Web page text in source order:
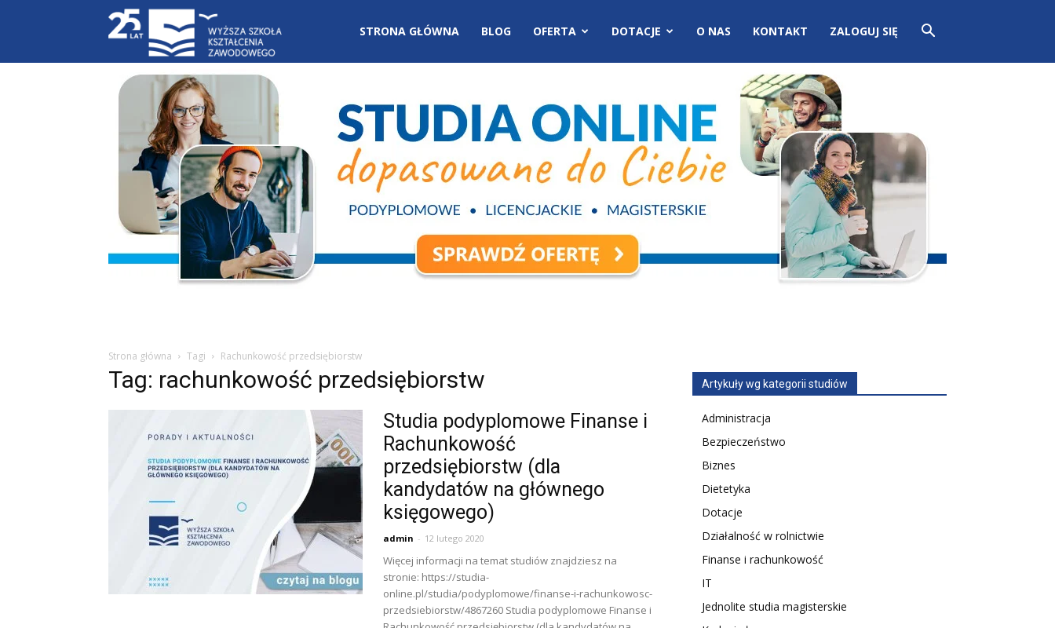
Blog
WSKZ
|
studia-
STRONA GŁÓWNA BLOG OFERTA DOTACJE O NAS KONTAKT ZALOGUJ SIĘ
Strona główna Tagi Rachunkowość przedsiębiorstw
Tag: rachunkowość przedsiębiorstw
Studia podyplomowe Finanse i
Rachunkowość
przedsiębiorstw (dla
kandydatów na głównego
księgowego)
admin - 12 lutego 2020
Więcej informacji na temat studiów znajdziesz na
stronie: https://studia-
online.pl/studia/podyplomowe/finanse-i-rachunkowosc-
przedsiebiorstw/4867260 Studia podyplomowe Finanse i
Artykuły wg kategorii studiów
Administracja
Bezpieczeństwo
Biznes
Dietetyka
Dotacje
Działalność w rolnictwie
Finanse i rachunkowość
IT
Jednolite studia magisterskie